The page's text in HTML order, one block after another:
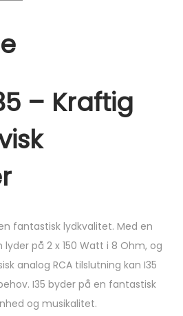
– Kraftig
fantastisk lydkvalitet. Med en
på 2 x 150 Watt i 8 Ohm, og
analog RCA tilslutning kan I35
I35 byder på en fantastisk
og musikalitet.